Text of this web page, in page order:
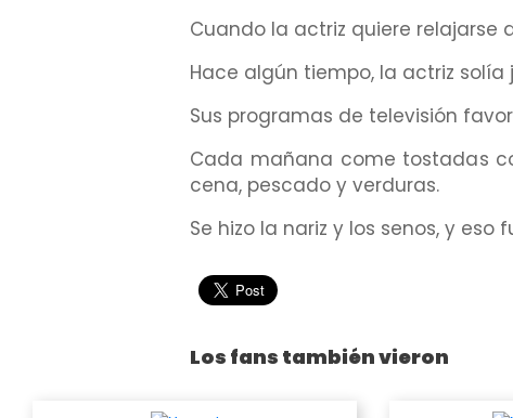
Cuando la actriz quiere
Hace algún tiempo, la actriz
Sus programas de televisión
Cada mañana come tostadas
cena, pescado y verduras.
Se hizo la nariz y los senos, y
Los fans también vieron